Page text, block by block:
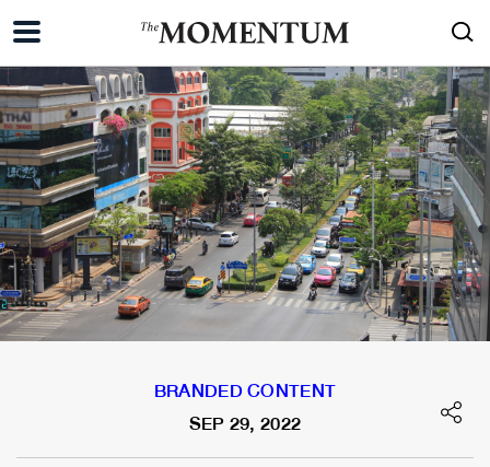
BRANDED CONTENT
SEP 29, 2022